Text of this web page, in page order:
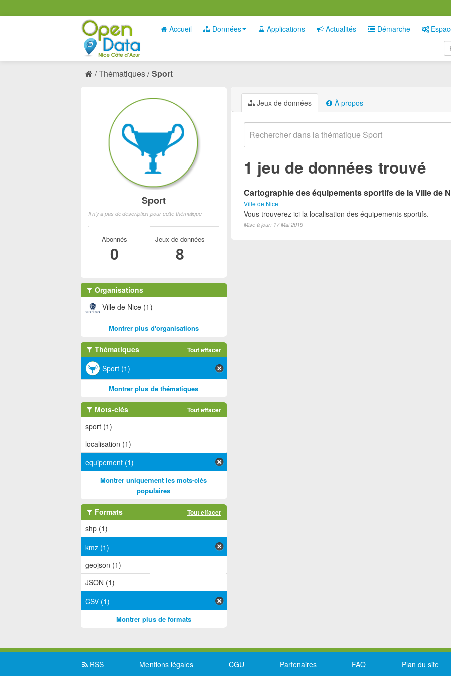
Accueil Données Applications Actualités Démarche
Thématiques Sport
Jeux de données À propos
1 jeu de données trouvé
Cartographie des équipements sportifs de la Ville de
Ville de Nice
Vous trouverez ici la localisation des équipements sportifs.
Mise à jour: 17 Mai 2019
Sport
Il n'y a pas de description pour cette thématique
Abonnés
0
Jeux de données
8
Organisations
Ville de Nice (1)
Montrer plus d'organisations
Thématiques Tout effacer
Sport (1)
Montrer plus de thématiques
Mots-clés Tout effacer
sport (1)
localisation (1)
equipement (1)
Montrer uniquement les mots-clés
populaires
Formats Tout effacer
shp (1)
kmz (1)
geojson (1)
JSON (1)
CSV (1)
Montrer plus de formats
RSS Mentions légales CGU Partenaires FAQ Plan du site